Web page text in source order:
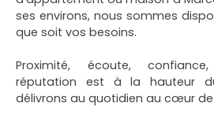
ses environs, nous sommes
que soit vos besoins.
Proximité, écoute,
réputation est à la hauteur
délivrons au quotidien au cœur de